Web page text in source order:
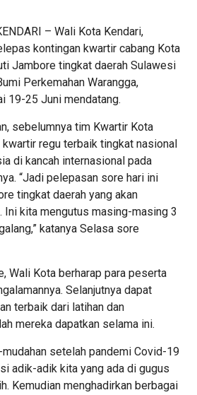
– Wali Kota Kendari,
kontingan kwartir cabang Kota
Jambore tingkat daerah Sulawesi
Perkemahan Warangga,
19-25 Juni mendatang.
sebelumnya tim Kwartir Kota
regu terbaik tingkat nasional
di kancah internasional pada
“Jadi pelepasan sore hari ini
tingkat daerah yang akan
Ini kita mengutus masing-masing 3
katanya Selasa sore
Wali Kota berharap para peserta
Selanjutnya dapat
terbaik dari latihan dan
mereka dapatkan selama ini.
mudahan setelah pandemi Covid-19
adik-adik kita yang ada di gugus
Kemudian menghadirkan berbagai